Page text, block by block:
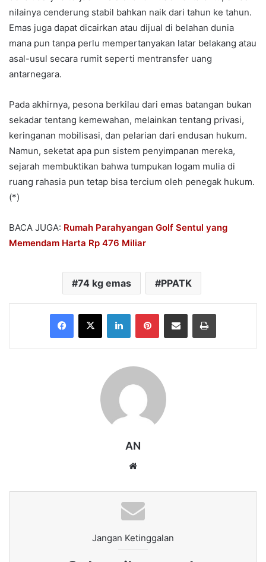
nilainya cenderung stabil bahkan naik dari tahun ke tahun.
Emas juga dapat dicairkan atau dijual di belahan dunia
mana pun tanpa perlu mempertanyakan latar belakang atau
asal-usul secara rumit seperti mentransfer uang
antarnegara.
Pada akhirnya, pesona berkilau dari emas batangan bukan
sekadar tentang kemewahan, melainkan tentang privasi,
keringanan mobilisasi, dan pelarian dari endusan hukum.
Namun, seketat apa pun sistem penyimpanan mereka,
sejarah membuktikan bahwa tumpukan logam mulia di
ruang rahasia pun tetap bisa tercium oleh penegak hukum.
(*)
BACA JUGA: Rumah Parahyangan Golf Sentul yang
Memendam Harta Rp 476 Miliar
74 kg emas PPATK
Facebook
X LinkedInPinterestShare via Email Print
AN
Jangan Ketinggalan